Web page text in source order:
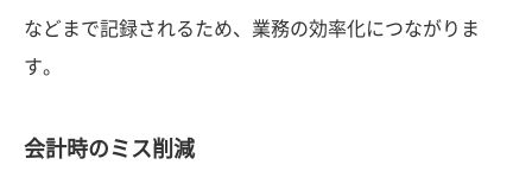
などまで記録されるため、業務の効率化につながりま
す。
会計時のミス削減